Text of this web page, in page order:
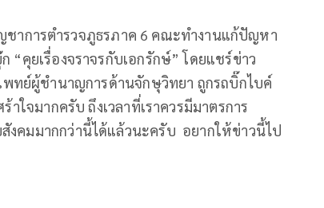
ชาการตำรวจภูธรภาค 6 คณะทำงานแก้ปัญหา
คุยเรื่องจราจรกับเอกรักษ์” โดยแชร์ข่าว
ทย์ผู้ชำนาญการด้านจักษุวิทยา ถูกรถบิ๊กไบค์
ใจมากครับ ถึงเวลาที่เราควรมีมาตรการ
คมมากกว่านี้ได้แล้วนะครับ อยากให้ข่าวนี้ไป